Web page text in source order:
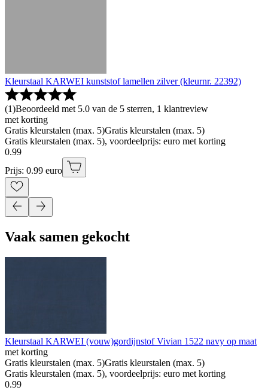
Kleurstaal KARWEI kunststof lamellen zilver (kleurnr. 22392)
(1)Beoordeeld met 5.0 van de 5 sterren, 1 klantreview
met korting
Gratis kleurstalen (max. 5)Gratis kleurstalen (max. 5)
Gratis kleurstalen (max. 5), voordeelprijs: euro met korting
0.99
Prijs: 0.99 euro
Vaak samen gekocht
Kleurstaal KARWEI (vouw)gordijnstof Vivian 1522 navy op maat
met korting
Gratis kleurstalen (max. 5)Gratis kleurstalen (max. 5)
Gratis kleurstalen (max. 5), voordeelprijs: euro met korting
0.99